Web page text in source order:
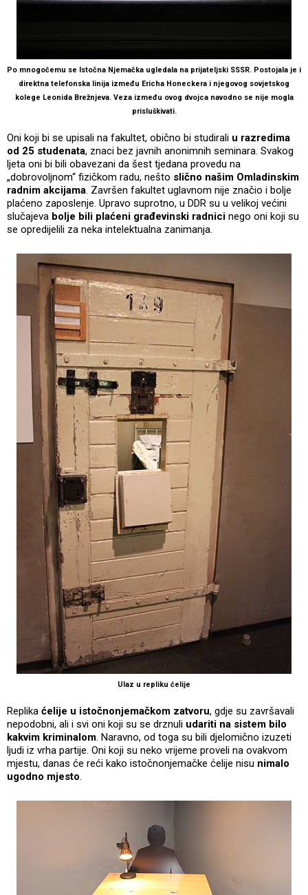
Po mnogočemu se Istočna Njemačka ugledala na prijateljski SSSR. Postojala je i
direktna telefonska linija između Ericha Honeckera i njegovog sovjetskog
kolege Leonida Brežnjeva. Veza između ovog dvojca navodno se nije mogla
prisluškivati.
Oni koji bi se upisali na fakultet, obično bi studirali u razredima
od 25 studenata, znaci bez javnih anonimnih seminara. Svakog
ljeta oni bi bili obavezani da šest tjedana provedu na
„dobrovoljnom“ fizičkom radu, nešto slično našim Omladinskim
radnim akcijama. Završen fakultet uglavnom nije značio i bolje
plaćeno zaposlenje. Upravo suprotno, u DDR su u velikoj većini
slučajeva bolje bili plaćeni građevinski radnici nego oni koji su
se opredijelili za neka intelektualna zanimanja.
Ulaz u repliku ćelije
Replika ćelije u istočnonjemačkom zatvoru, gdje su završavali
nepodobni, ali i svi oni koji su se drznuli udariti na sistem bilo
kakvim kriminalom. Naravno, od toga su bili djelomično izuzeti
ljudi iz vrha partije. Oni koji su neko vrijeme proveli na ovakvom
mjestu, danas će reći kako istočnonjemačke ćelije nisu nimalo
ugodno mjesto.